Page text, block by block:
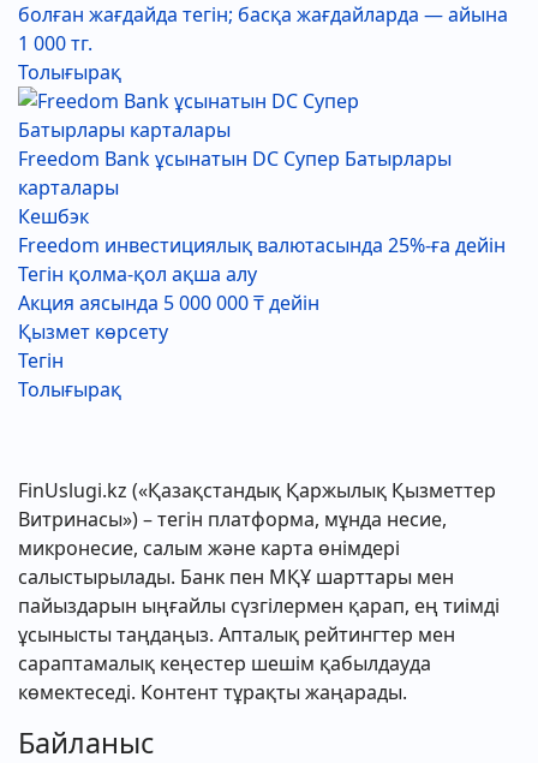
болған жағдайда тегін; басқа жағдайларда — айына
1 000 тг.
Толығырақ
Freedom Bank ұсынатын DC Супер Батырлары
карталары
Кешбэк
Freedom инвестициялық валютасында 25%-ға дейін
Тегін қолма-қол ақша алу
Акция аясында 5 000 000 ₸ дейін
Қызмет көрсету
Тегін
Толығырақ
FinUslugi.kz («Қазақстандық Қаржылық Қызметтер
Витринасы») – тегін платформа, мұнда несие,
микронесиe, салым және карта өнімдері
салыстырылады. Банк пен МҚҰ шарттары мен
пайыздарын ыңғайлы сүзгілермен қарап, ең тиімді
ұсынысты таңдаңыз. Апталық рейтингтер мен
сараптамалық кеңестер шешім қабылдауда
көмектеседі. Контент тұрақты жаңарады.
Байланыс